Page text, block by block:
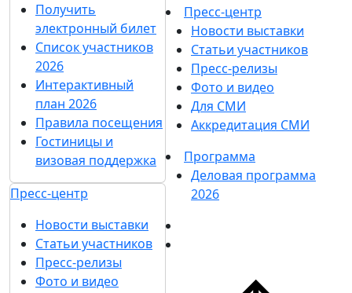
Получить
электронный билет
Список участников
2026
Интерактивный
план 2026
Правила посещения
Гостиницы и
визовая поддержка
Пресс-центр
Новости выставки
Статьи участников
Пресс-релизы
Фото и видео
Пресс-центр
Новости выставки
Статьи участников
Пресс-релизы
Фото и видео
Для СМИ
Аккредитация СМИ
Программа
Деловая программа
2026